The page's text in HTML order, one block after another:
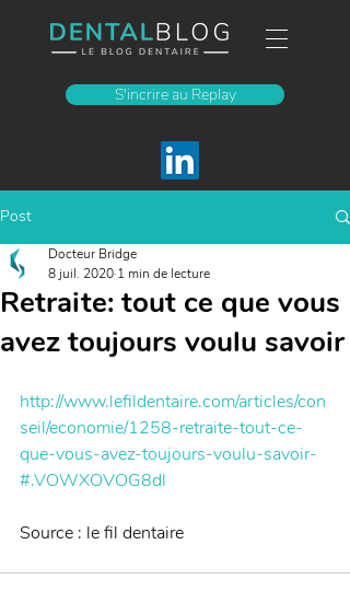
S'incrire au Replay
Post
Retraite: tout ce que vous
avez toujours voulu savoir
Docteur Bridge
8 juil. 2020 1 min de lecture
http://www.lefildentaire.com/articles/con
seil/economie/1258-retraite-tout-ce-
que-vous-avez-toujours-voulu-savoir-
#.VOWXOVOG8dl
Source : le fil dentaire